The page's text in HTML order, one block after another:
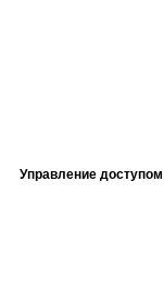
Управление доступом